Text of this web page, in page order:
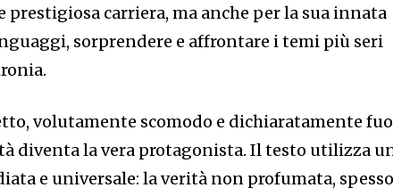
prestigiosa carriera, ma anche per la sua innata
sorprendere e affrontare i temi più seri
volutamente scomodo e dichiaratamente
diventa la vera protagonista. Il testo utilizza
e universale: la verità non profumata,